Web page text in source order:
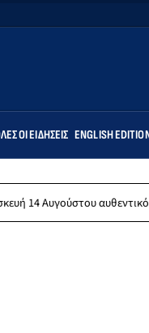
ΟΙ ΕΙΔΉΣΕΙΣ ENGLISH
αυθεντικό νησιώτικο